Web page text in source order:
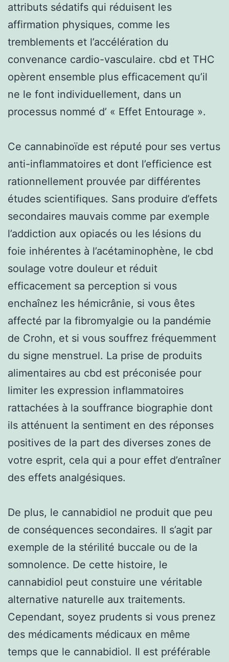
attributs sédatifs qui réduisent les
affirmation physiques, comme les
tremblements et l’accélération du
convenance cardio-vasculaire. cbd et THC
opèrent ensemble plus efficacement qu’il
ne le font individuellement, dans un
processus nommé d’ « Effet Entourage ».
Ce cannabinoïde est réputé pour ses vertus
anti-inflammatoires et dont l’efficience est
rationnellement prouvée par différentes
études scientifiques. Sans produire d’effets
secondaires mauvais comme par exemple
l’addiction aux opiacés ou les lésions du
foie inhérentes à l’acétaminophène, le cbd
soulage votre douleur et réduit
efficacement sa perception si vous
enchaînez les hémicrânie, si vous êtes
affecté par la fibromyalgie ou la pandémie
de Crohn, et si vous souffrez fréquemment
du signe menstruel. La prise de produits
alimentaires au cbd est préconisée pour
limiter les expression inflammatoires
rattachées à la souffrance biographie dont
ils atténuent la sentiment en des réponses
positives de la part des diverses zones de
votre esprit, cela qui a pour effet d’entraîner
des effets analgésiques.
De plus, le cannabidiol ne produit que peu
de conséquences secondaires. Il s’agit par
exemple de la stérilité buccale ou de la
somnolence. De cette histoire, le
cannabidiol peut constuire une véritable
alternative naturelle aux traitements.
Cependant, soyez prudents si vous prenez
des médicaments médicaux en même
temps que le cannabidiol. Il est préférable